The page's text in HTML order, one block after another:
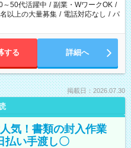
～50代活躍中 / 副業・WワークOK /
以上の大量募集 / 電話対応なし / パ
する 詳細へ
掲載日：2026.07.30
気！書類の封入作業
払い手渡し〇